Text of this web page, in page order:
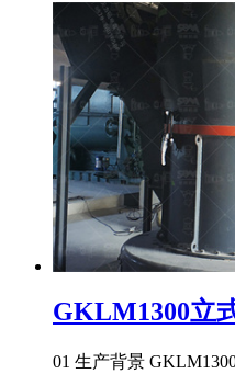
GKLM1300立
01 生产背景